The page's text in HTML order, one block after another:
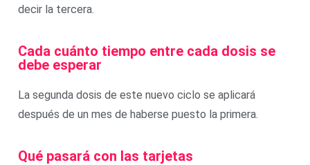
decir la tercera.
Cada cuánto tiempo entre cada dosis se
debe esperar
La segunda dosis de este nuevo ciclo se aplicará
después de un mes de haberse puesto la primera.
Qué pasará con las tarjetas